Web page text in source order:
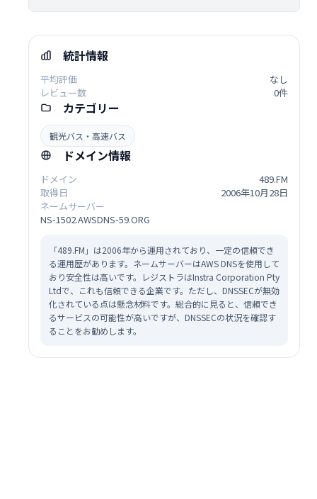
統計情報
平均評価
なし
レビュー数
0件
カテゴリー
観光バス・高速バス
ドメイン情報
ドメイン
489.FM
取得日
2006年10月28日
ネームサーバー
NS-1502.AWSDNS-59.ORG
「489.FM」は2006年から運用されており、一定の信頼でき
る運用歴があります。ネームサーバーはAWS DNSを使用して
おり安全性は高いです。レジストラはInstra Corporation Pty
Ltdで、これも信頼できる企業です。ただし、DNSSECが無効
化されている点は懸念材料です。総合的に見ると、信頼でき
るサービスの可能性が高いですが、DNSSECの状況を確認す
ることをお勧めします。